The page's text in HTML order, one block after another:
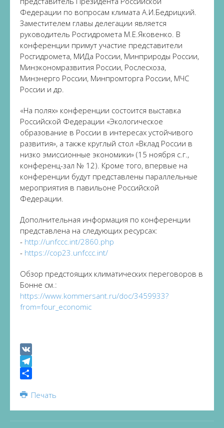
Федерации по вопросам климата А.И.Бедрицкий.
Заместителем главы делегации является
руководитель Росгидромета М.Е.Яковенко. В
конференции примут участие представители
Росгидромета, МИДа России, Минприроды России,
Минэкономразвития России, Рослесхоза,
Минэнерго России, Минпромторга России, МЧС
России и др.
«На полях» конференции состоится выставка
Российской Федерации «Экологическое
образование в России в интересах устойчивого
развития», а также круглый стол «Вклад России в
низко эмиссионные экономики» (15 ноября с.г.,
конференц-зал № 12). Кроме того, впервые на
конференции будут представлены параллельные
мероприятия в павильоне Российской
Федерации.
Дополнительная информация по конференции
представлена на следующих ресурсах:
- http://unfccc.int/2860.php
- https://cop23.unfccc.int/
Обзор предстоящих климатических переговоров в
Бонне см.:
https://www.kommersant.ru/doc/3459933?
from=four_economic
VK
Telegram
Печать